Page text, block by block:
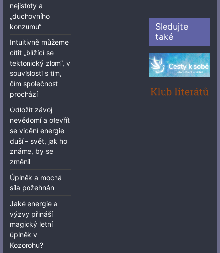
nejistoty a
„duchovního
konzumu“
Intuitivně můžeme
cítit „blížící se
tektonický zlom“, v
souvislosti s tím,
čím společnost
prochází
Odložit závoj
nevědomí a otevřít
se vidění energie
duší – svět, jak ho
známe, by se
změnil
Úplněk a mocná
síla požehnání
Jaké energie a
výzvy přináší
magický letní
úplněk v
Kozorohu?
Sledujte
také